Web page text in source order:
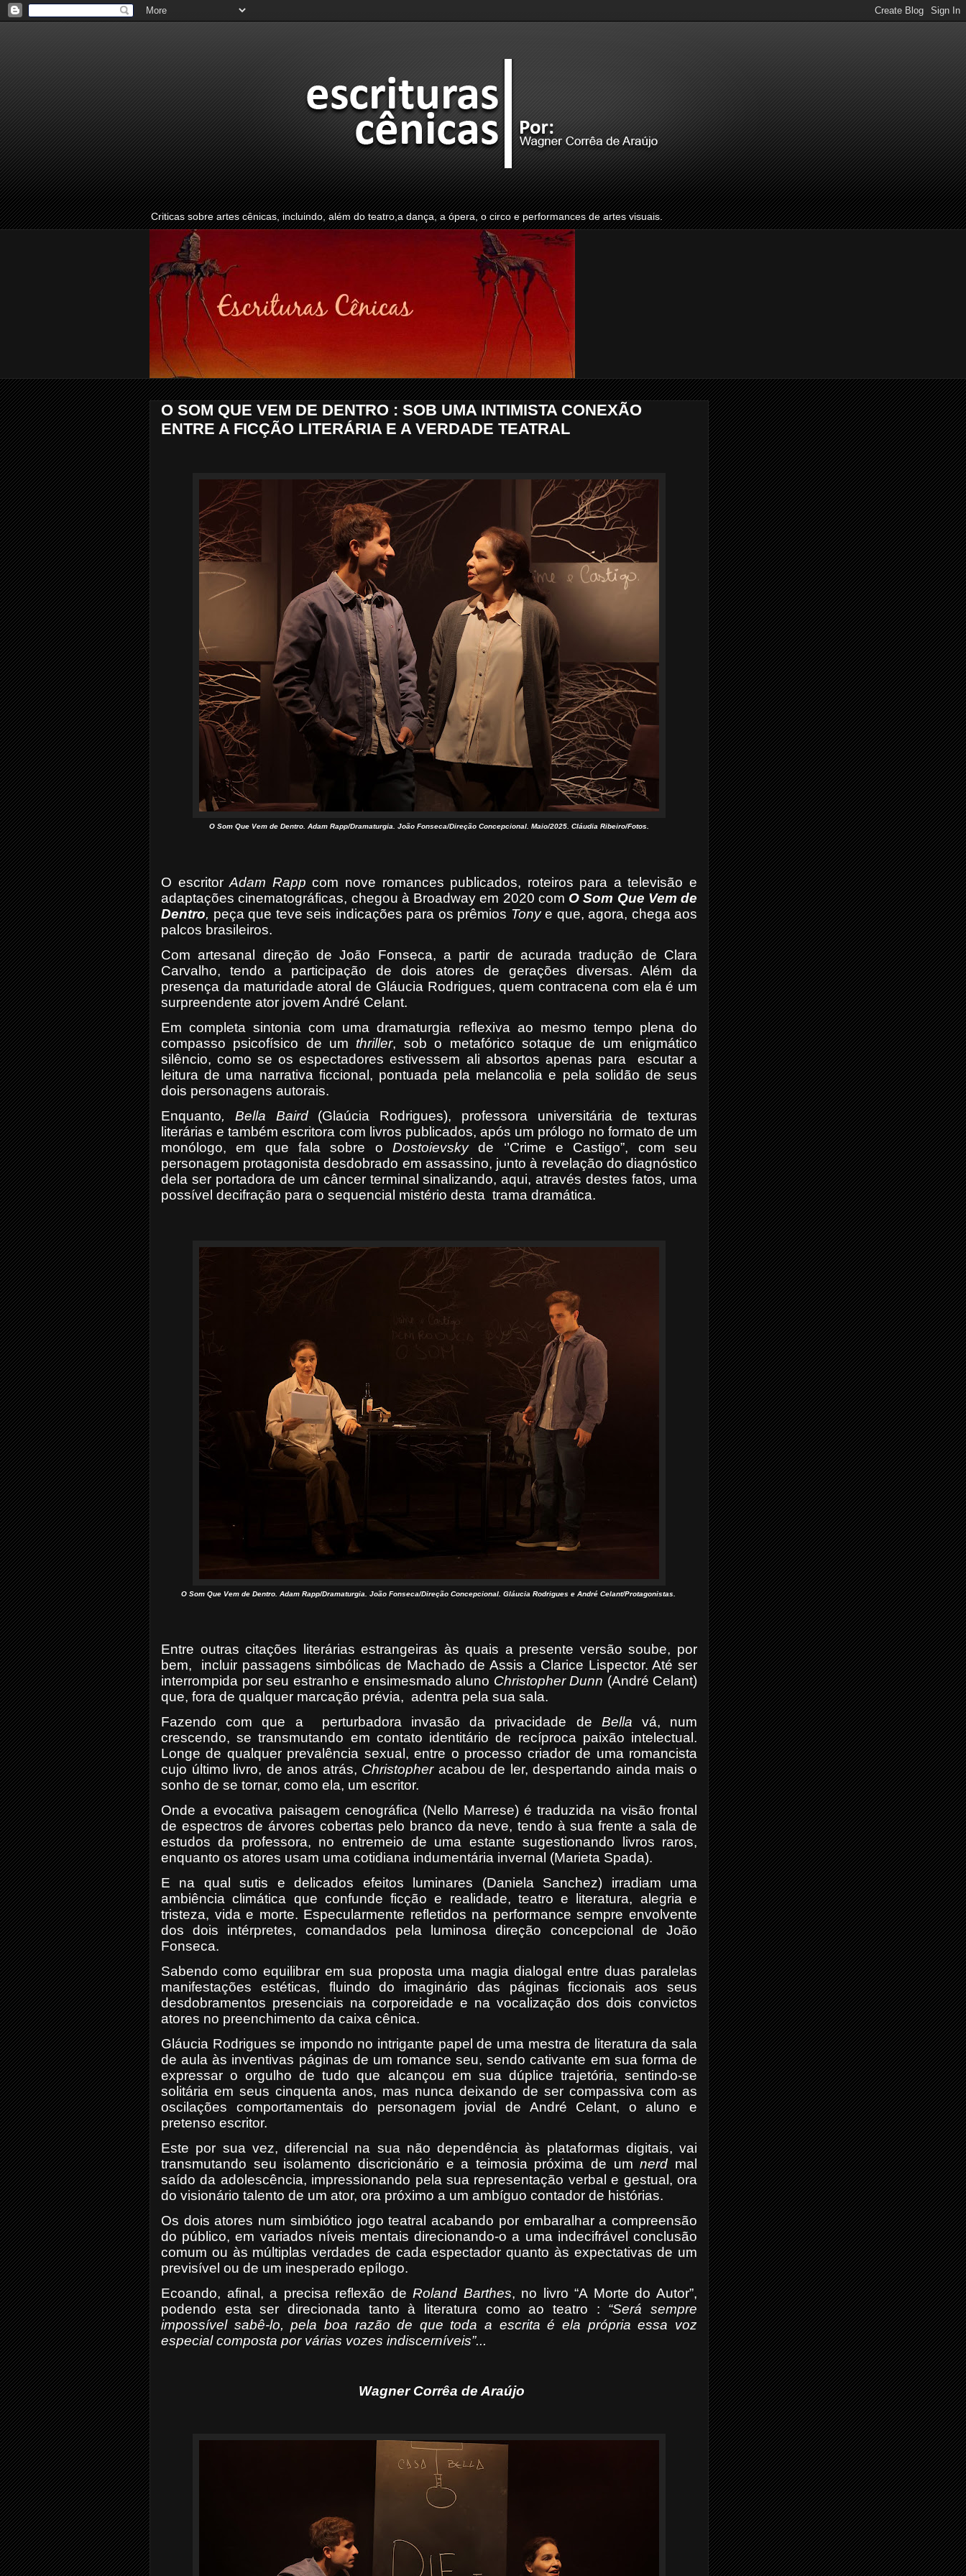
Criticas sobre artes cênicas, incluindo, além do teatro,a dança, a ópera, o circo e performances de artes visuais.
O SOM QUE VEM DE DENTRO : SOB UMA INTIMISTA CONEXÃO
ENTRE A FICÇÃO LITERÁRIA E A VERDADE TEATRAL
O Som Que Vem de Dentro. Adam Rapp/Dramaturgia. João Fonseca/Direção Concepcional. Maio/2025. Cláudia Ribeiro/Fotos.
O escritorAdam Rapp com nove romances publicados, roteiros para a televisão e
adaptações cinematográficas, chegou à Broadway em 2020 com O Som Que Vem de
Dentro, peça que teve seis indicações para os prêmios Tonye que, agora, chega aos
palcos brasileiros.
Com artesanal direção de João Fonseca, a partir de acurada tradução de Clara
Carvalho, tendo a participação de dois atores de gerações diversas. Além da
presença da maturidade atoral de Gláucia Rodrigues, quem contracena com ela é um
surpreendente ator jovem André Celant.
Em completa sintonia com uma dramaturgia reflexiva ao mesmo tempo plena do
compasso psicofísico de um thriller, sob o metafórico sotaque de um enigmático
silêncio, como se os espectadores estivessem ali absortos apenas para
escutar a
leitura de uma narrativa ficcional, pontuada pela melancolia e pela solidão de seus
dois personagens autorais.
Enquanto, Bella Baird(Glaúcia Rodrigues), professora universitária de texturas
literárias e também escritora com livros publicados, após um prólogo no formato de um
monólogo, em que fala sobre o Dostoievskyde ‘’Crime e Castigo”, com seu
personagem protagonista desdobrado em assassino, junto à revelação do diagnóstico
dela ser portadora de um câncer terminal sinalizando, aqui, através destes fatos, uma
possível decifração para o sequencial mistério desta trama dramática.
O Som Que Vem de Dentro. Adam Rapp/Dramaturgia. João Fonseca/Direção Concepcional. Gláucia Rodrigues e André Celant/Protagonistas.
Entre outras citações literárias estrangeiras às quais a presente versão soube, por
bem, incluir passagens simbólicas de Machado de Assis a Clarice Lispector. Até ser
interrompida por seu estranho e ensimesmado aluno Christopher Dunn (André Celant)
que, fora de qualquer marcação prévia, adentra pela sua sala.
Fazendo com que a
perturbadora invasão da privacidade de Bella vá, num
crescendo, se transmutando em contato identitário de recíproca paixão intelectual.
Longe de qualquer prevalência sexual, entre o processo criador de uma romancista
cujo último livro, de anos atrás, Christopheracabou de ler, despertando ainda mais o
sonho de se tornar, como ela, um escritor.
Onde a evocativa paisagem cenográfica (Nello Marrese) é traduzida na visão frontal
de espectros de árvores cobertas pelo branco da neve, tendo à sua frente a sala de
estudos da professora, no entremeio de uma estante sugestionando livros raros,
enquanto os atores usam uma cotidiana indumentária invernal (Marieta Spada).
E na qual sutis e delicados efeitos luminares (Daniela Sanchez) irradiam uma
ambiência climática que confunde ficção e realidade, teatro e literatura, alegria e
tristeza, vida e morte. Especularmente refletidos na performance sempre envolvente
dos dois intérpretes, comandados pela luminosa direção concepcional de João
Fonseca.
Sabendo como equilibrar em sua proposta uma magia dialogal entre duas paralelas
manifestações estéticas, fluindo do imaginário das páginas ficcionais aos seus
desdobramentos presenciais na corporeidade e na vocalização dos dois convictos
atores no preenchimento da caixa cênica.
Gláucia Rodrigues se impondo no intrigante papel de uma mestra de literatura da sala
de aula às inventivas páginas de um romance seu, sendo cativante em sua forma de
expressar o orgulho de tudo que alcançou em sua dúplice trajetória, sentindo-se
solitária em seus cinquenta anos, mas nunca deixando de ser compassiva com as
oscilações comportamentais do personagem jovial de André Celant, o aluno e
pretenso escritor.
Este por sua vez, diferencial na sua não dependência às plataformas digitais, vai
transmutando seu isolamento discricionário e a teimosia próxima de umnerd mal
saído da adolescência, impressionando pela sua representação verbal e gestual, ora
do visionário talento de um ator, ora próximo a um ambíguo contador de histórias.
Os dois atores num simbiótico jogo teatral acabando por embaralhar a compreensão
do público, em variados níveis mentais direcionando-o a uma indecifrável conclusão
comum ou às múltiplas verdades de cada espectador quanto às expectativas de um
previsível ou de um inesperado epílogo.
Ecoando, afinal, a precisa reflexão de Roland Barthes, no livro “A Morte do Autor”,
podendo esta ser direcionada tanto à literatura como ao teatro : “Será sempre
impossível sabê-lo, pela boa razão de que toda a escrita é ela própria essa voz
especial composta por várias vozes indiscerníveis”...
Wagner Corrêa de Araújo